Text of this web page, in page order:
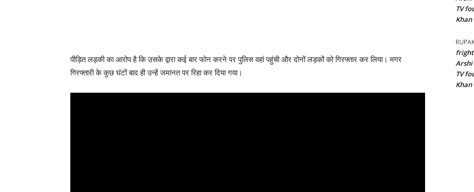
पीड़ित लड़की का आरोप है कि उसके द्वारा कई बार फोन करने पर पुलिस वहां पहुंची और दोनों लड़कों को गिरफ्तार कर लिया। मगर
गिरफ्तारी के कुछ घंटों बाद ही उन्हें जमानत पर रिहा कर दिया गया।
TV
Khan
Arshi
TV
Khan